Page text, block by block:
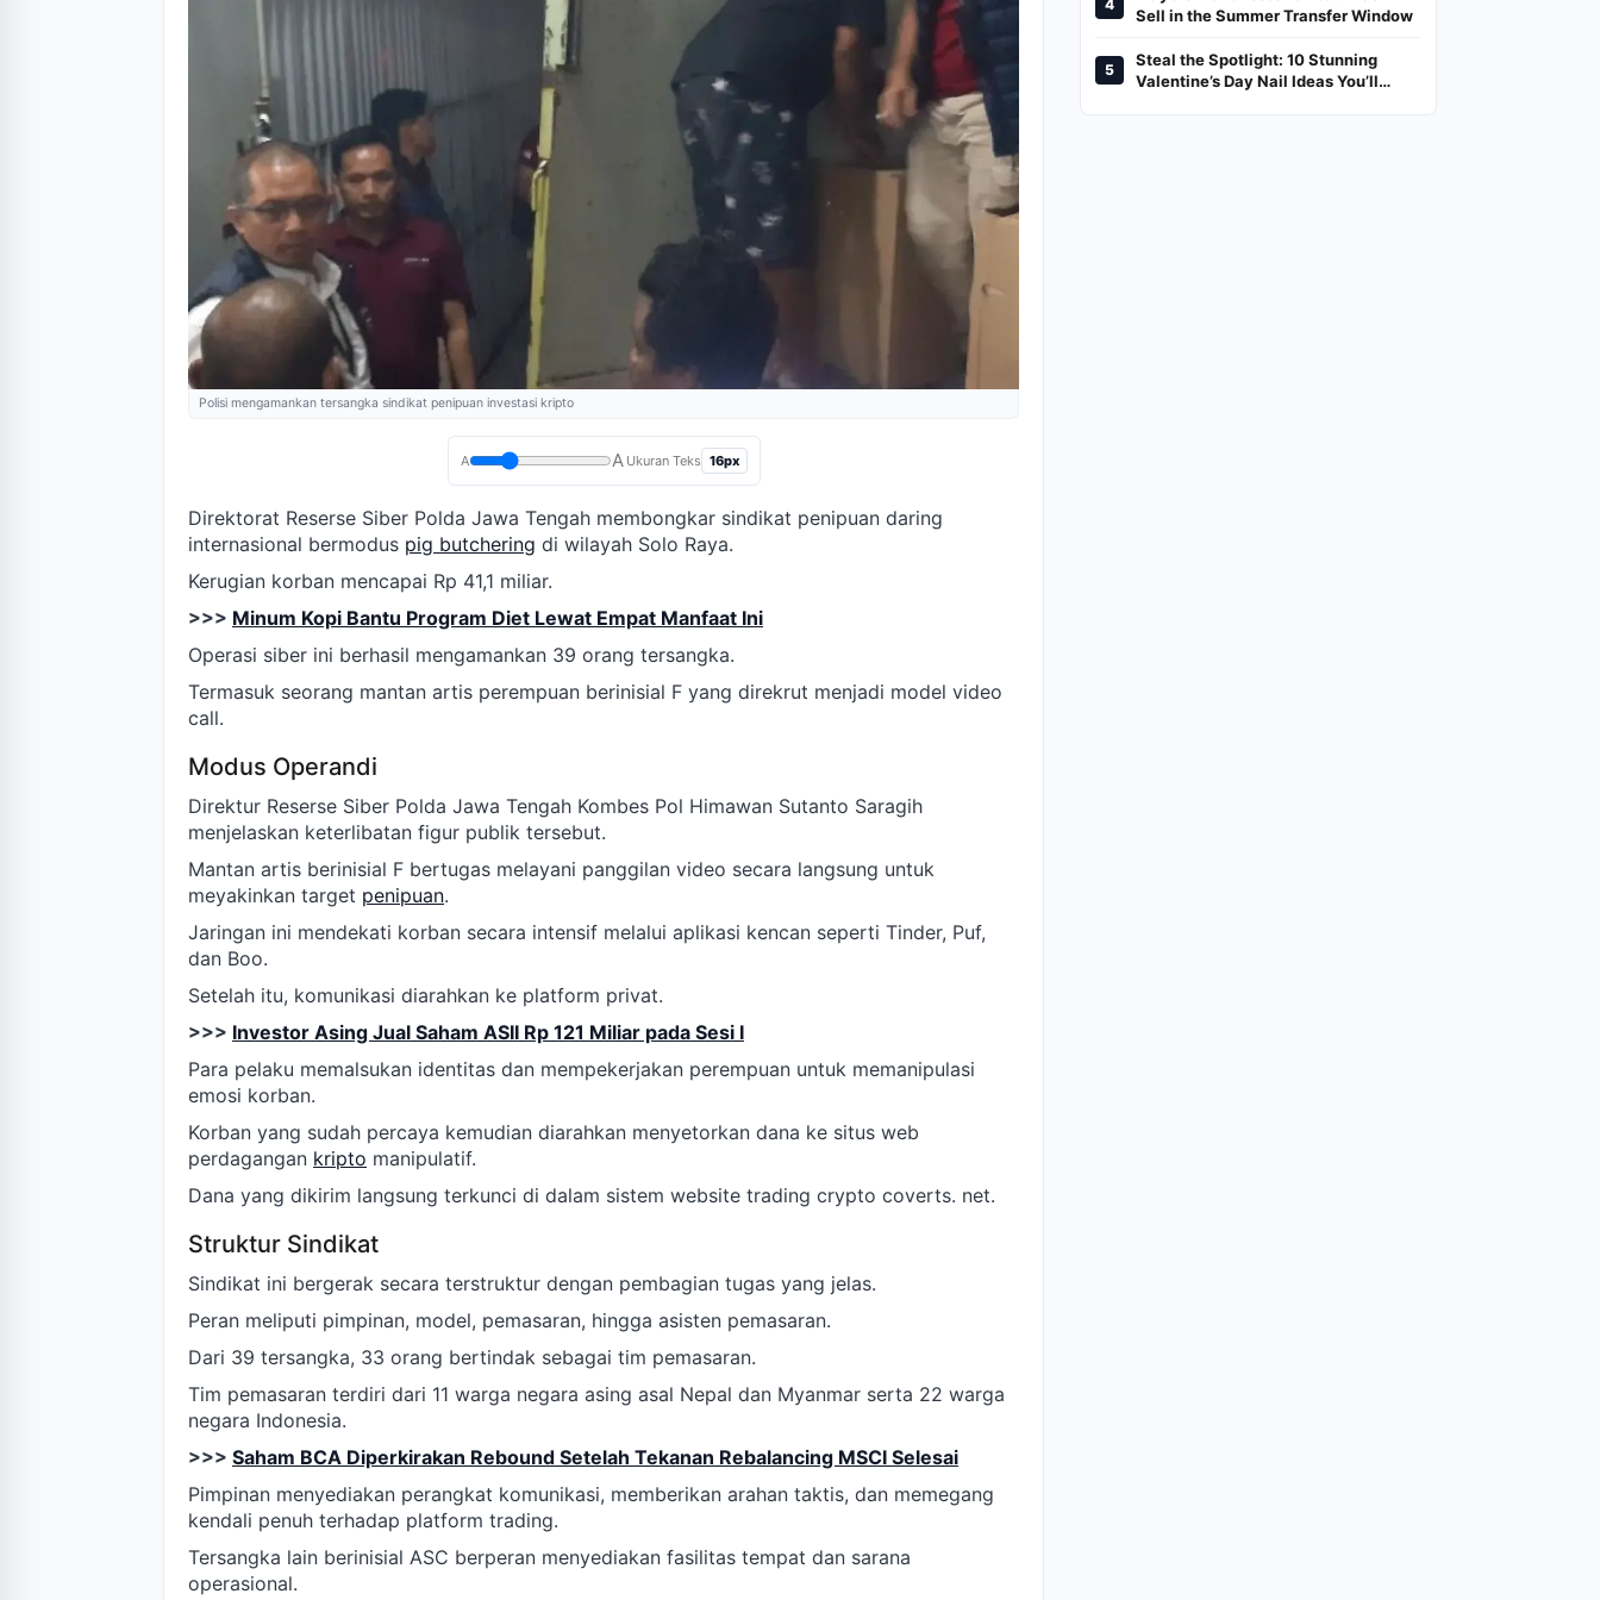
Polisi mengamankan tersangka sindikat penipuan investasi kripto
A A Ukuran Teks 16px
Direktorat Reserse Siber Polda Jawa Tengah membongkar sindikat penipuan daring
internasional bermodus pig butchering di wilayah Solo Raya.
Kerugian korban mencapai Rp 41,1 miliar.
>>> Minum Kopi Bantu Program Diet Lewat Empat Manfaat Ini
Operasi siber ini berhasil mengamankan 39 orang tersangka.
Termasuk seorang mantan artis perempuan berinisial F yang direkrut menjadi model video
call.
Modus Operandi
Direktur Reserse Siber Polda Jawa Tengah Kombes Pol Himawan Sutanto Saragih
menjelaskan keterlibatan figur publik tersebut.
Mantan artis berinisial F bertugas melayani panggilan video secara langsung untuk
meyakinkan target penipuan.
Jaringan ini mendekati korban secara intensif melalui aplikasi kencan seperti Tinder, Puf,
dan Boo.
Setelah itu, komunikasi diarahkan ke platform privat.
>>> Investor Asing Jual Saham ASII Rp 121 Miliar pada Sesi I
Para pelaku memalsukan identitas dan mempekerjakan perempuan untuk memanipulasi
emosi korban.
Korban yang sudah percaya kemudian diarahkan menyetorkan dana ke situs web
perdagangan kripto manipulatif.
Dana yang dikirim langsung terkunci di dalam sistem website trading crypto coverts. net.
Struktur Sindikat
Sindikat ini bergerak secara terstruktur dengan pembagian tugas yang jelas.
Peran meliputi pimpinan, model, pemasaran, hingga asisten pemasaran.
Dari 39 tersangka, 33 orang bertindak sebagai tim pemasaran.
Tim pemasaran terdiri dari 11 warga negara asing asal Nepal dan Myanmar serta 22 warga
negara Indonesia.
>>> Saham BCA Diperkirakan Rebound Setelah Tekanan Rebalancing MSCI Selesai
Pimpinan menyediakan perangkat komunikasi, memberikan arahan taktis, dan memegang
kendali penuh terhadap platform trading.
Tersangka lain berinisial ASC berperan menyediakan fasilitas tempat dan sarana
operasional.
And Where To Watch
4
Sell in the Summer Transfer Window
5
Steal the Spotlight: 10 Stunning
Valentine’s Day Nail Ideas You’ll